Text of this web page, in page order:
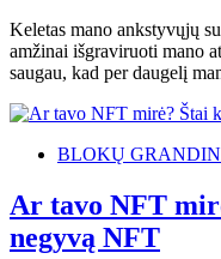
Keletas mano ankstyvųjų
amžinai išgraviruoti mano
saugau, kad per daugelį
BLOKŲ
Ar tavo NFT
negyvą NFT